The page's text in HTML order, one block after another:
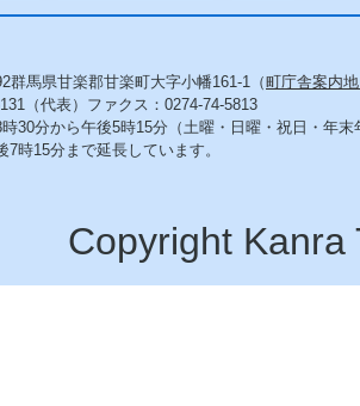
群馬県甘楽郡甘楽町大字小幡161-1（町庁舎案内
（代表）ファクス：0274-74-5813
30分から午後5時15分（土曜・日曜・祝日・年末
7時15分まで延長しています。
Copyright Kanra